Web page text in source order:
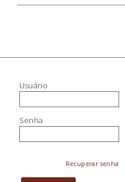
Usuário
Senha
Recuperar senha